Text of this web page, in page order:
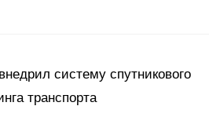
систему спутникового
транспорта